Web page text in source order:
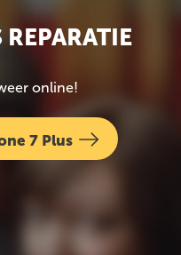
online!
7 Plus